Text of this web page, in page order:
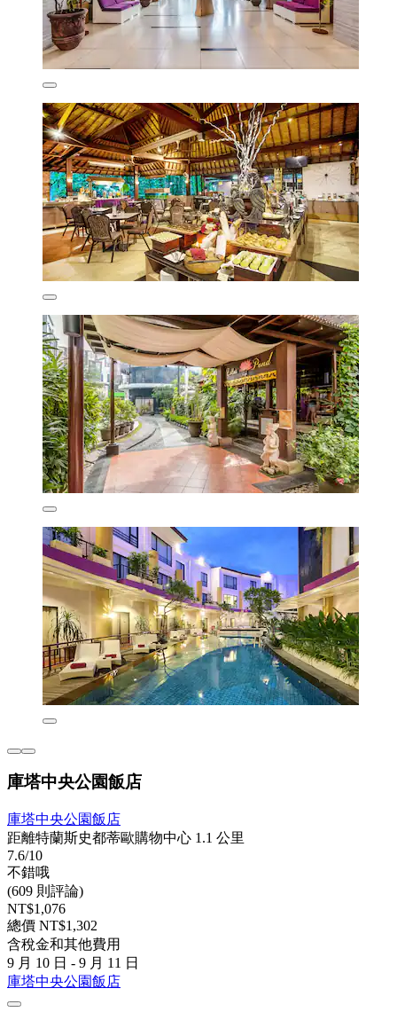
庫塔中央公園飯店
庫塔中央公園飯店
距離特蘭斯史都蒂歐購物中心 1.1 公里
7.6/10
不錯哦
(609 則評論)
NT$1,076
總價 NT$1,302
含稅金和其他費用
9 月 10 日 - 9 月 11 日
庫塔中央公園飯店